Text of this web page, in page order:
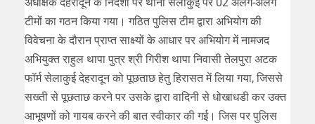
टीमों का गठन किया गया। गठित पुलिस टीम द्वारा अभियोग की
विवेचना के दौरान प्राप्त साक्ष्यों के आधार पर अभियोग में नामजद
अभियुक्त राहुल थापा पुत्र श्री गिरीश थापा निवासी तेलपुरा अटक
फॉर्म सेलाकुई देहरादून को पूछताछ हेतु हिरासत में लिया गया, जिससे
सख्ती से पूछताछ करने पर उसके द्वारा वादिनी से धोखाधडी कर उक्त
आभूषणों को गायब करने की बात स्वीकार की गई। जिस पर पुलिस